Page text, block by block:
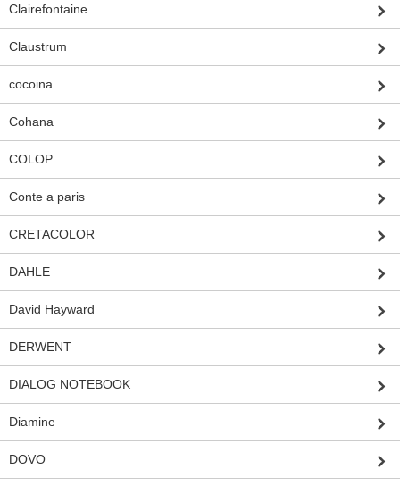
Clairefontaine
Claustrum
cocoina
Cohana
COLOP
Conte a paris
CRETACOLOR
DAHLE
David Hayward
DERWENT
DIALOG NOTEBOOK
Diamine
DOVO